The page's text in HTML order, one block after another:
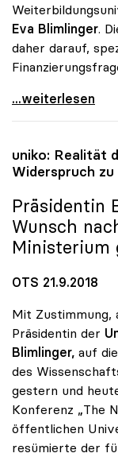
Eva Blimlinger.
daher darauf,
Blimlinger zu
...weiterlesen
uniko: Realität
Widerspruch
Präsidentin
Wunsch
Ministerium
OTS 21.9.2018
Mit Zustimmung,
Präsidentin der
Blimlinger, auf
des
gestern und
Konferenz „The
öffentlichen
resümierte der